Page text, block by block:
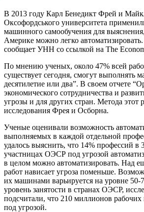
В 2013 году Карл Бенедикт Фрей и
Оксофордського университета
машинного самообучения для
Америке можно легко
сообщает УНН со ссылкой на The
По мнению ученых, около 47% всей
существует сегодня, смогут выполнять
десятилетие или два”. В своем отчете
экономического сотрудничества и
угрозы и для других стран. Метода этот
исследования Фрея и Осборна.
Ученые оценивали возможность
выполняемых в каждой отдельной
удалось выяснить, что 14% профессий в
участницах ОЭСР под угрозой
в целом можно автоматизировать. Над
работ нависает угроза поменьше.
их машинами варьируется на уровне 50-
уровень занятости в странах ОЭСР,
подсчитали, что 210 миллионов рабочих
под угрозой.